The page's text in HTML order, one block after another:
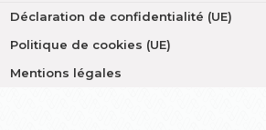
Déclaration de confidentialité (UE)
Politique de cookies (UE)
Mentions légales